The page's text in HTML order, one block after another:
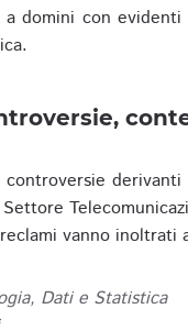
a domini con
vanno inoltrati
Dati e Statistica